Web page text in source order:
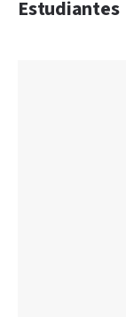
Estudiantes